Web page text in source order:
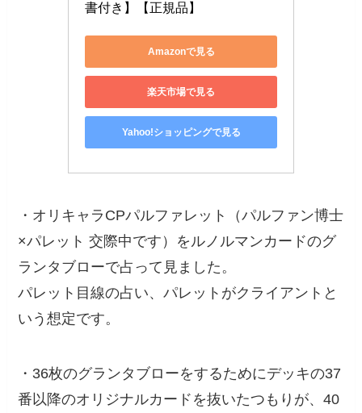
書付き】【正規品】
Amazonで見る
楽天市場で見る
Yahoo!ショッピングで見る
・オリキャラCPパルファレット（パルファン博士
×パレット 交際中です）をルノルマンカードのグ
ランタブローで占って見ました。
パレット目線の占い、パレットがクライアントと
いう想定です。
・36枚のグランタブローをするためにデッキの37
番以降のオリジナルカードを抜いたつもりが、40